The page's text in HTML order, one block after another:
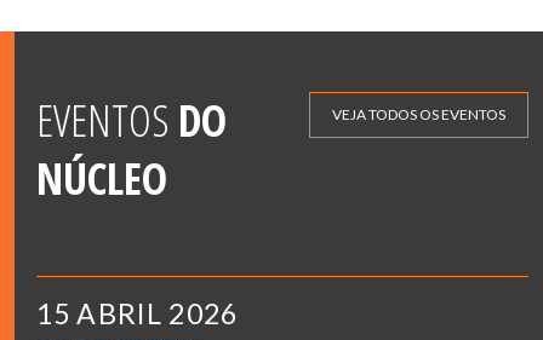
EVENTOS DO
NÚCLEO
VEJA TODOS OS EVENTOS
15 ABRIL 2026